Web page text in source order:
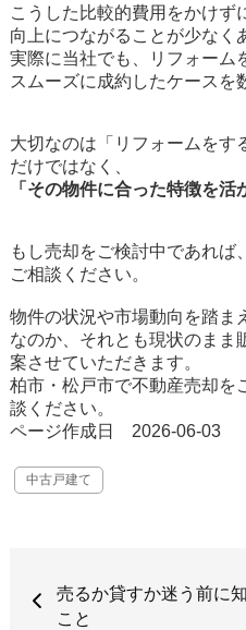
こうした比較的費用をかけず
向上につながることが少なく
実際に当社でも、リフォーム
スムーズに成約したケースを
大切なのは「リフォームをす
だけではなく、
「その物件に合った特徴を活
もし売却をご検討中であれ
ご相談ください。
物件の状況や市場動向を踏ま
なのか、それとも現状のまま
案させていただきます。
柏市・松戸市で不動産売却を
談ください。
ページ作成日 2026-06-03
中古戸建て
売るか貸すか迷う前に
こと